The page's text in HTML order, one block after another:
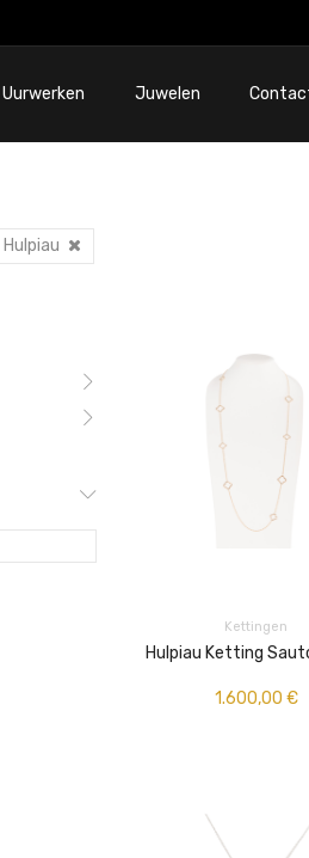
Uurwerken Juwelen
Hulpiau
Kettingen
Hulpiau Ketting
1.600,00 €